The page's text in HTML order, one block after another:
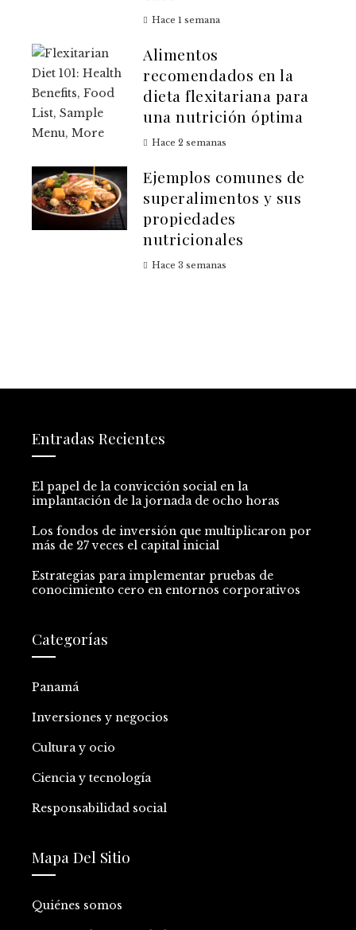
Hace 1 semana
Alimentos
recomendados en la
dieta flexitariana para
una nutrición óptima
Hace 2 semanas
Ejemplos comunes de
superalimentos y sus
propiedades
nutricionales
Hace 3 semanas
Entradas Recientes
El papel de la convicción social en la
implantación de la jornada de ocho horas
Los fondos de inversión que multiplicaron por
más de 27 veces el capital inicial
Estrategias para implementar pruebas de
conocimiento cero en entornos corporativos
Categorías
Panamá
Inversiones y negocios
Cultura y ocio
Ciencia y tecnología
Responsabilidad social
Mapa Del Sitio
Quiénes somos